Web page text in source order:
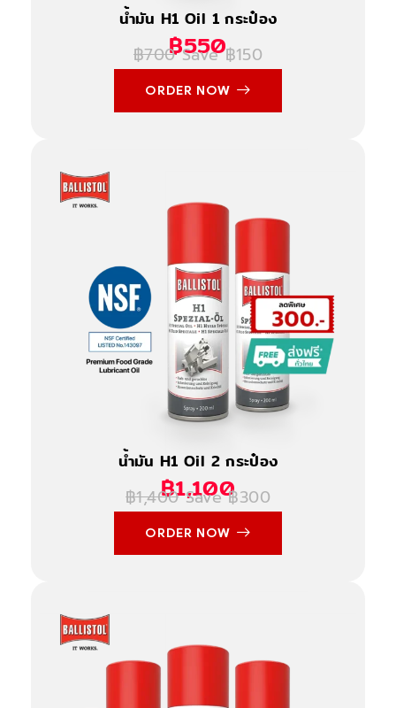
น้ำมัน H1 Oil 1 กระป๋อง
฿550
฿700Save ฿150
ORDER NOW
น้ำมัน H1 Oil 2 กระป๋อง
฿1,100
฿1,400Save ฿300
ORDER NOW